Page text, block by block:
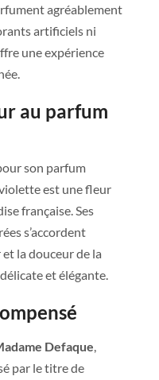
agréablement
artificiels ni
une expérience
au parfum
son parfum
est une fleur
française. Ses
s’accordent
la douceur de la
et élégante.
Defaque
par le titre de